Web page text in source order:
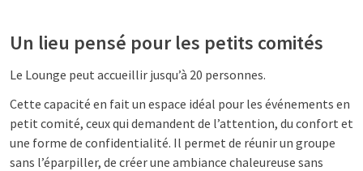
Un lieu pensé pour les petits comités
Le Lounge peut accueillir jusqu’à 20 personnes.
Cette capacité en fait un espace idéal pour les événements en
petit comité, ceux qui demandent de l’attention, du confort et
une forme de confidentialité. Il permet de réunir un groupe
sans l’éparpiller, de créer une ambiance chaleureuse sans